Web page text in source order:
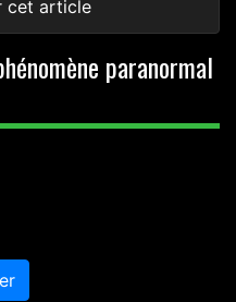
cet article
paranormal